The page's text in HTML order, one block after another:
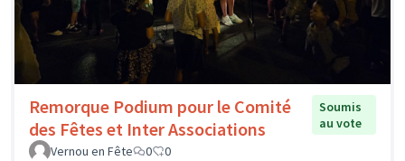
Remorque Podium pour le Comité
des Fêtes et Inter Associations
Soumis
au vote
Vernou en Fête
0 0